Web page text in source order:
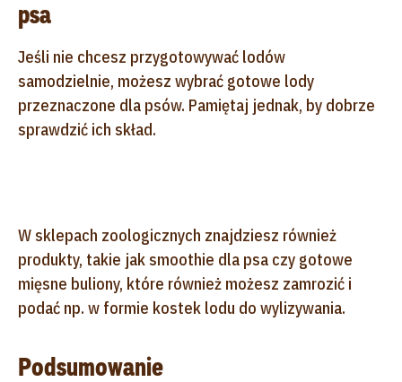
psa
Jeśli nie chcesz przygotowywać lodów
samodzielnie, możesz wybrać gotowe lody
przeznaczone dla psów. Pamiętaj jednak, by dobrze
sprawdzić ich skład.
W sklepach zoologicznych znajdziesz również
produkty, takie jak smoothie dla psa czy gotowe
mięsne buliony, które również możesz zamrozić i
podać np. w formie kostek lodu do wylizywania.
Podsumowanie